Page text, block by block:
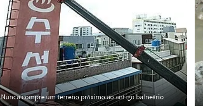
Nunca compre um terreno próximo ao antigo balneário.